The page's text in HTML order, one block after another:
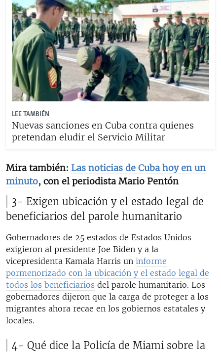
LEE TAMBIÉN
Nuevas sanciones en Cuba contra quienes
pretendan eludir el Servicio Militar
Mira también: Las noticias de Cuba hoy en un
minuto, con el periodista Mario Pentón
3- Exigen ubicación y el estado legal de
beneficiarios del parole humanitario
Gobernadores de 25 estados de Estados Unidos
exigieron al presidente Joe Biden y a la
vicepresidenta Kamala Harris un informe
pormenorizado con la ubicación y el estado legal de
todos los beneficiarios del parole humanitario. Los
gobernadores dijeron que la carga de proteger a los
migrantes ahora recae en los gobiernos estatales y
locales.
4- Qué dice la Policía de Miami sobre la